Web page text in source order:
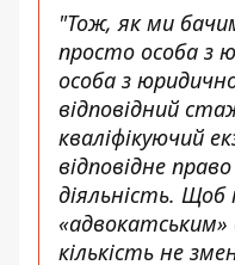
"Тож, як ми
просто особа з
особа з
відповідний
кваліфікуючий
відповідне
діяльність. Щоб
«адвокатським»
кількість не